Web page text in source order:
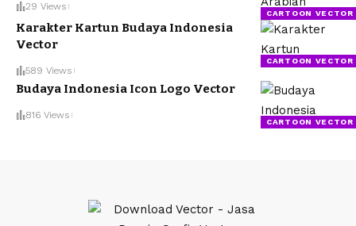
CARTOON VECTOR
29 Views
CARTOON VECTOR
Karakter Kartun Budaya Indonesia
Vector
589 Views
CARTOON VECTOR
Budaya Indonesia Icon Logo Vector
816 Views